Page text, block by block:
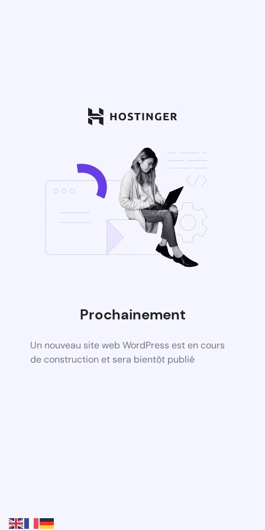
Prochainement
Un nouveau site web WordPress est en cours
de construction et sera bientôt publié